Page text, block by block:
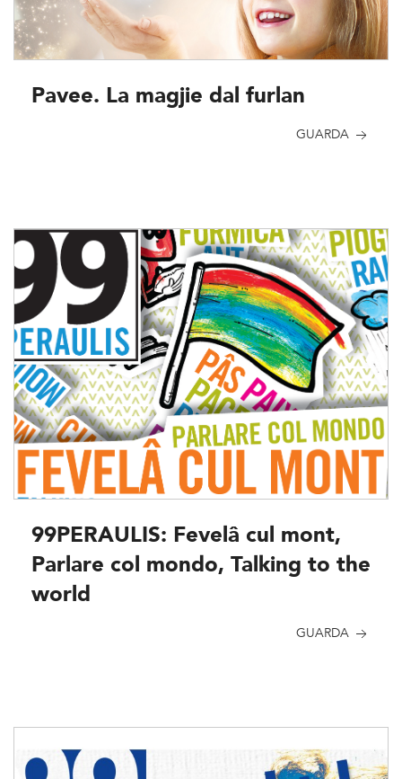
Pavee. La magjie dal furlan
GUARDA
99PERAULIS: Fevelâ cul mont,
Parlare col mondo, Talking to the
world
GUARDA